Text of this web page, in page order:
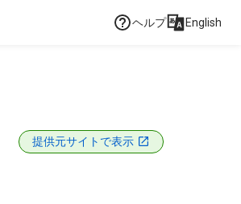
ヘルプ English
提供元サイトで表示